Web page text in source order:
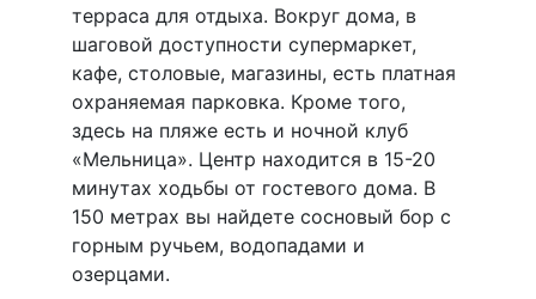
терраса для отдыха. Вокруг дома, в
шаговой доступности супермаркет,
кафе, столовые, магазины, есть платная
охраняемая парковка. Кроме того,
здесь на пляже есть и ночной клуб
«Мельница». Центр находится в 15-20
минутах ходьбы от гостевого дома. В
150 метрах вы найдете сосновый бор с
горным ручьем, водопадами и
озерцами.